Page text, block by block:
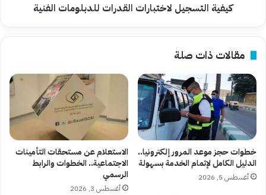
كيفية التسجيل لاختبارات القدرات للدبلومات الفنية
مقالات ذات صلة
خطوات حجز موعد المرور إلكترونيا..
الدليل الكامل لإتمام الخدمة بسهولة
أغسطس 5, 2026
الاستعلام عن مستحقات التأمينات
الاجتماعية.. الخطوات والرابط
الرسمي
أغسطس 3, 2026